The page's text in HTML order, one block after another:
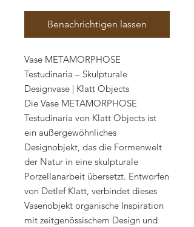
Benachrichtigen lassen
Vase METAMORPHOSE
Testudinaria – Skulpturale
Designvase | Klatt Objects
Die Vase METAMORPHOSE
Testudinaria von Klatt Objects ist
ein außergewöhnliches
Designobjekt, das die Formenwelt
der Natur in eine skulpturale
Porzellanarbeit übersetzt. Entworfen
von Detlef Klatt, verbindet dieses
Vasenobjekt organische Inspiration
mit zeitgenössischem Design und